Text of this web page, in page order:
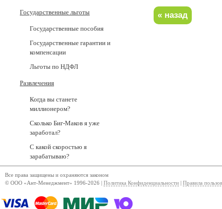
Государственные льготы
Государственные пособия
Государственные гарантии и
компенсации
Льготы по НДФЛ
Развлечения
Когда вы станете
миллионером?
Сколько Биг-Маков я уже
заработал?
С какой скоростью я
зарабатываю?
Все права защищены и охраняются законом
© ООО «Ант-Менеджмент» 1996-2026 | Политика Конфиденциальности Правила